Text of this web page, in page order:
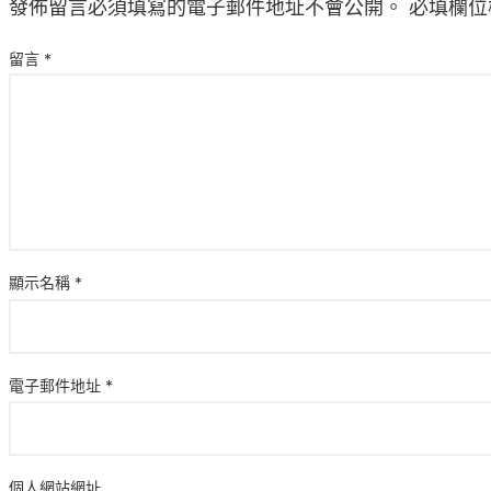
發佈留言必須填寫的電子郵件地址不會公開。 必填欄
留言 *
顯示名稱 *
電子郵件地址 *
個人網站網址